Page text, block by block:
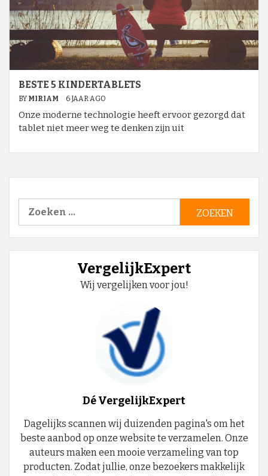
BESTE 5 KINDERTABLETS
BY MIRIAM 6 JAAR AGO
Onze moderne technologie heeft ervoor gezorgd dat
tablet niet meer weg te denken zijn uit
Zoeken
VergelijkExpert
Wij vergelijken voor jou!
Dé VergelijkExpert
Dagelijks scannen wij duizenden pagina's om het
beste aanbod op onze website te verzamelen. Onze
auteurs maken een mooie verzameling van top
producten. Zodat jullie, onze bezoekers makkelijk